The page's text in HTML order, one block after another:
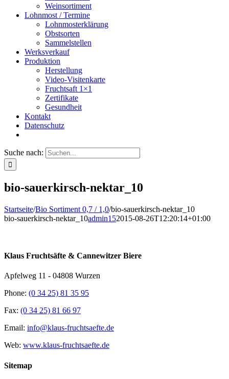
Weinsortiment
Lohnmost / Termine
Lohnmosterklärung
Obstsorten
Sammelstellen
Werksverkauf
Produktion
Herstellung
Video-Visitenkarte
Fruchtsaft 1×1
Zertifikate
Gesundheit
Kontakt
Datenschutz
Suche nach:
bio-sauerkirsch-nektar_10
Startseite/Bio Sortiment 0,7 / 1,0/bio-sauerkirsch-nektar_10
bio-sauerkirsch-nektar_10admin152015-08-26T12:20:14+01:00
Klaus Fruchtsäfte & Cannewitzer Biere
Apfelweg 11 - 04808 Wurzen
Phone: (0 34 25) 81 35 95
Fax: (0 34 25) 81 66 97
Email: info@klaus-fruchtsaefte.de
Web: www.klaus-fruchtsaefte.de
Sitemap